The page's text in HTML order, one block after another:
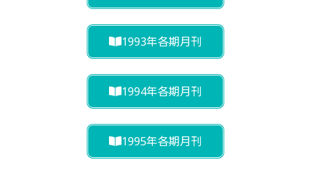
1993年各期月刊
1994年各期月刊
1995年各期月刊